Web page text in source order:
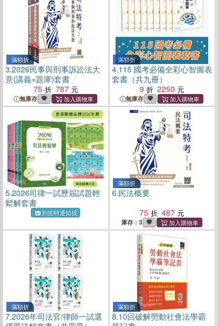
滿額折
3.2026民事與刑事訴訟法大
意(講義+題庫)套書
75
787
無庫存
滿額折
4.115 國考必備全彩心智圖表
套書（共九冊）
9
2250
無庫存
5.2026司律一試歷屆試題輕
鬆解套書
到貨時通知我
滿額折
6.民法概要
75
487
庫存：3
滿額折
7.2026年司法官/律師一試選
滿額折
8.10回破解勞動社會法學霸